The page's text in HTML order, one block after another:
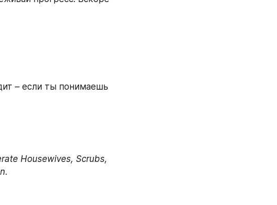
– если ты понимаешь
Housewives, Scrubs,
.